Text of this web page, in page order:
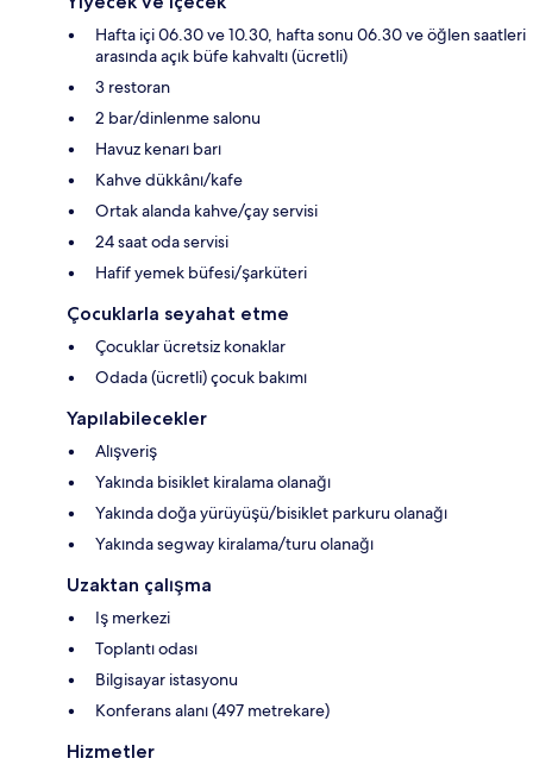
Hafta içi 06.30 ve 10.30, hafta sonu 06.30 ve öğlen saatleri
arasında açık büfe kahvaltı (ücretli)
3 restoran
2 bar/dinlenme salonu
Havuz kenarı barı
Kahve dükkânı/kafe
Ortak alanda kahve/çay servisi
24 saat oda servisi
Hafif yemek büfesi/şarküteri
Çocuklarla seyahat etme
Çocuklar ücretsiz konaklar
Odada (ücretli) çocuk bakımı
Yapılabilecekler
Alışveriş
Yakında bisiklet kiralama olanağı
Yakında doğa yürüyüşü/bisiklet parkuru olanağı
Yakında segway kiralama/turu olanağı
Uzaktan çalışma
Iş merkezi
Toplantı odası
Bilgisayar istasyonu
Konferans alanı (497 metrekare)
Hizmetler